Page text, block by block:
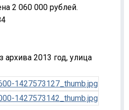
2 060 000 рублей.
архива 2013 год, улица